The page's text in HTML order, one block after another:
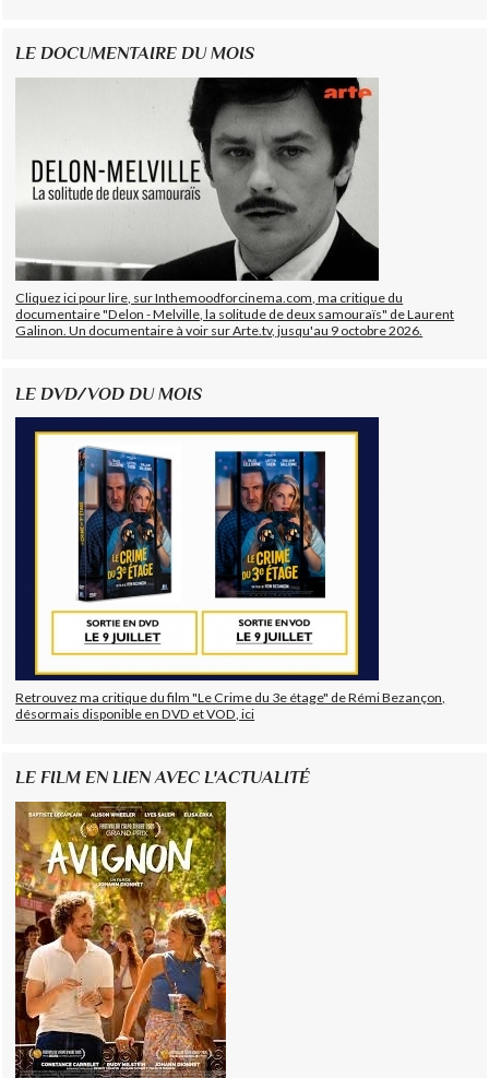
LE DOCUMENTAIRE DU MOIS
Cliquez ici pour lire, sur Inthemoodforcinema.com, ma critique du
documentaire "Delon - Melville, la solitude de deux samouraïs" de Laurent
Galinon. Un documentaire à voir sur Arte.tv, jusqu'au 9 octobre 2026.
LE DVD/VOD DU MOIS
Retrouvez ma critique du film "Le Crime du 3e étage" de Rémi Bezançon,
désormais disponible en DVD et VOD, ici
LE FILM EN LIEN AVEC L'ACTUALITÉ